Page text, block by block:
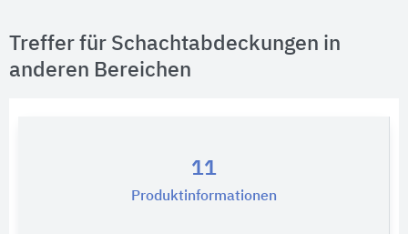
Treffer für Schachtabdeckungen in
anderen Bereichen
11
Produktinformationen